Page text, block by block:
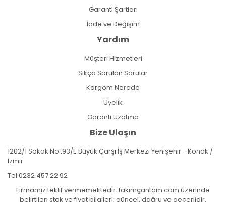
Garanti Şartları
İade ve Değişim
Yardım
Müşteri Hizmetleri
Sıkça Sorulan Sorular
Kargom Nerede
Üyelik
Garanti Uzatma
Bize Ulaşın
1202/1 Sokak No :93/E Büyük Çarşı İş Merkezi Yenişehir - Konak /
İzmir
Tel:0232 457 22 92
Firmamız teklif vermemektedir. takımçantam.com üzerinde
belirtilen stok ve fiyat bilgileri; güncel, doğru ve geçerlidir.